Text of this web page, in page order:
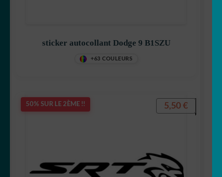
sticker autocollant Dodge 9 B1SZU
+63 COULEURS
50% SUR LE 2ÈME !! 5,50 €